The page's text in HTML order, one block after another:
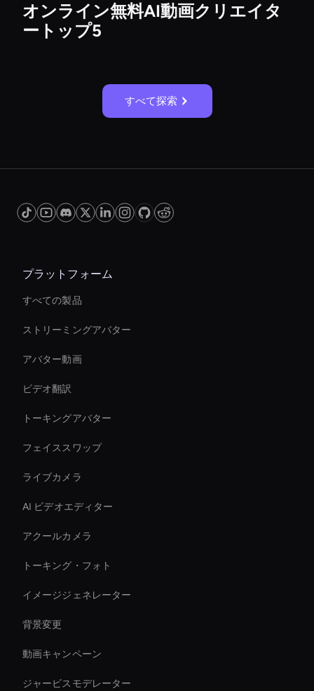
オンライン無料AI動画クリエイタ
ートップ5
すべて探索
プラットフォーム
すべての製品
ストリーミングアバター
アバター動画
ビデオ翻訳
トーキングアバター
フェイススワップ
ライブカメラ
AI ビデオエディター
アクールカメラ
トーキング・フォト
イメージジェネレーター
背景変更
動画キャンペーン
ジャービスモデレーター